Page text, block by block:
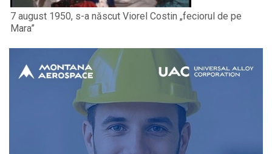
7 august 1950, s-a născut Viorel Costin „feciorul de pe
Mara”